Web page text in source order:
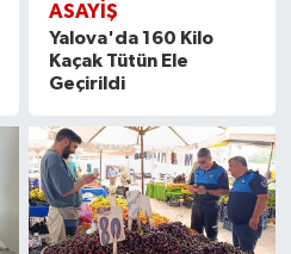
ASAYİŞ
Yalova'da 160 Kilo
Kaçak Tütün Ele
Geçirildi